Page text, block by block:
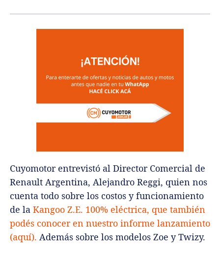
Cuyomotor entrevistó al Director Comercial de
Renault Argentina, Alejandro Reggi, quien nos
cuenta todo sobre los costos y funcionamiento
de la Kangoo Z.E. 100% eléctrica, que también
podés conocer en nuestro informe lanzamiento
(aquí). Además sobre los modelos Zoe y Twizy.